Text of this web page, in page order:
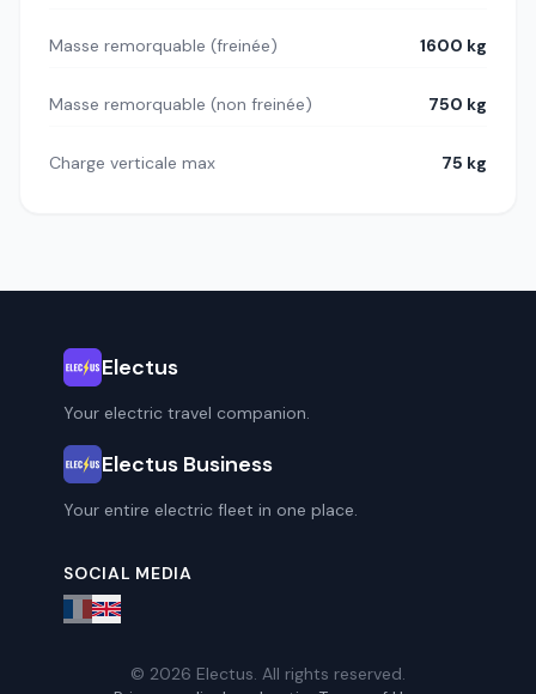
Masse remorquable (freinée) 1600 kg
Masse remorquable (non freinée) 750 kg
Charge verticale max 75 kg
Electus
Your electric travel companion.
Electus Business
Your entire electric fleet in one place.
SOCIAL MEDIA
© 2026 Electus. All rights reserved.